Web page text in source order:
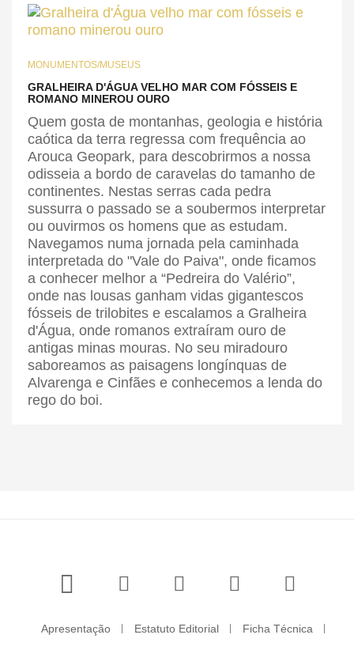
MONUMENTOS/MUSEUS
GRALHEIRA D'ÁGUA VELHO MAR COM FÓSSEIS E
ROMANO MINEROU OURO
Quem gosta de montanhas, geologia e história
caótica da terra regressa com frequência ao
Arouca Geopark, para descobrirmos a nossa
odisseia a bordo de caravelas do tamanho de
continentes. Nestas serras cada pedra
sussurra o passado se a soubermos interpretar
ou ouvirmos os homens que as estudam.
Navegamos numa jornada pela caminhada
interpretada do "Vale do Paiva", onde ficamos
a conhecer melhor a “Pedreira do Valério”,
onde nas lousas ganham vidas gigantescos
fósseis de trilobites e escalamos a Gralheira
d'Água, onde romanos extraíram ouro de
antigas minas mouras. No seu miradouro
saboreamos as paisagens longínquas de
Alvarenga e Cinfães e conhecemos a lenda do
rego do boi.
Apresentação Estatuto Editorial
Ficha Técnica